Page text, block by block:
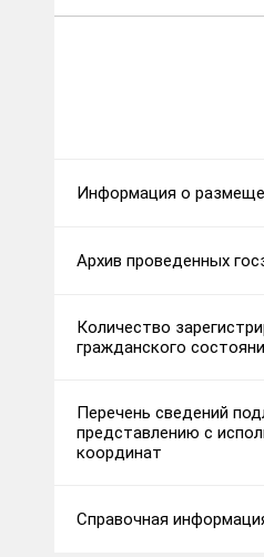
Информация о
Архив проведенных
Количество
гражданского
Перечень сведений
представлению с
координат
Справочная